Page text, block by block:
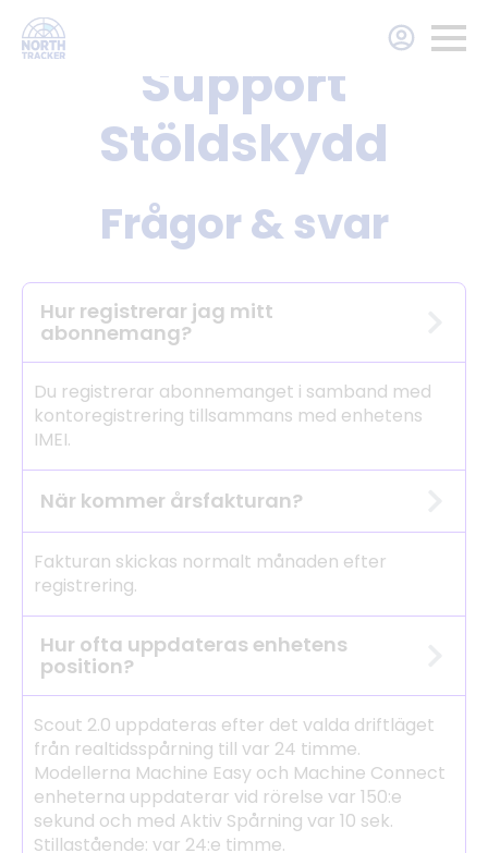
Support
Stöldskydd
Frågor & svar
Hur registrerar jag mitt
abonnemang?
Du registrerar abonnemanget i samband med
kontoregistrering tillsammans med enhetens
IMEI.
När kommer årsfakturan?
Fakturan skickas normalt månaden efter
registrering.
Hur ofta uppdateras enhetens
position?
Scout 2.0 uppdateras efter det valda driftläget
från realtidsspårning till var 24 timme.
Modellerna Machine Easy och Machine Connect
enheterna uppdaterar vid rörelse var 150:e
sekund och med Aktiv Spårning var 10 sek.
Stillastående: var 24:e timme.